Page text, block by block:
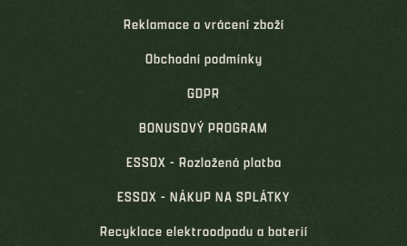
Reklamace a vrácení zboží
Obchodní podmínky
GDPR
BONUSOVÝ PROGRAM
ESSOX - Rozložená platba
ESSOX - NÁKUP NA SPLÁTKY
Recyklace elektroodpadu a baterií